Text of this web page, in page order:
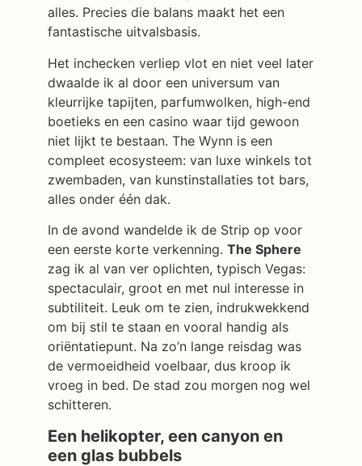
alles. Precies die balans maakt het een
fantastische uitvalsbasis.
Het inchecken verliep vlot en niet veel later
dwaalde ik al door een universum van
kleurrijke tapijten, parfumwolken, high-end
boetieks en een casino waar tijd gewoon
niet lijkt te bestaan. The Wynn is een
compleet ecosysteem: van luxe winkels tot
zwembaden, van kunstinstallaties tot bars,
alles onder één dak.
In de avond wandelde ik de Strip op voor
een eerste korte verkenning. The Sphere
zag ik al van ver oplichten, typisch Vegas:
spectaculair, groot en met nul interesse in
subtiliteit. Leuk om te zien, indrukwekkend
om bij stil te staan en vooral handig als
oriëntatiepunt. Na zo’n lange reisdag was
de vermoeidheid voelbaar, dus kroop ik
vroeg in bed. De stad zou morgen nog wel
schitteren.
Een helikopter, een canyon en
een glas bubbels